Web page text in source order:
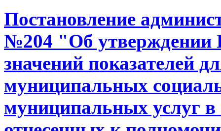
Постановление
№204 "Об утверждении
значений показателей
муниципальных
муниципальных услуг в